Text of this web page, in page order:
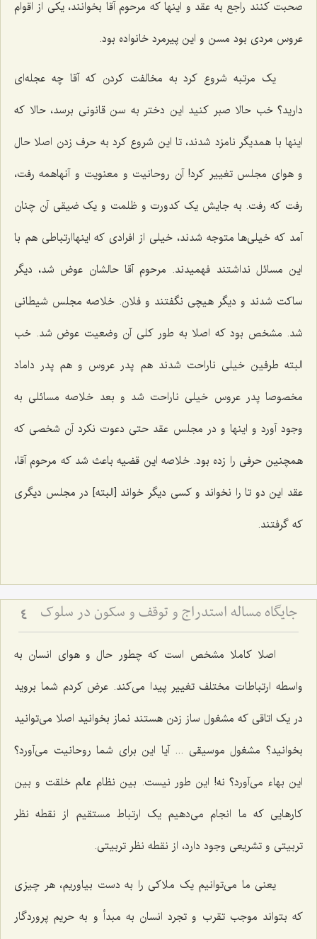
صحبت کنند راجع به عقد و اینها که مرحوم آقا بخوانند، یکی از اقوام
عروس مردی بود مسن و این پیرمرد خانواده بود.
یک مرتبه شروع کرد به مخالفت کردن که آقا چه عجله‌ای
دارید؟ خب حالا صبر کنید این دختر به سن قانونی برسد، حالا که
اینها با همدیگر نامزد شدند، تا این شروع کرد به حرف زدن اصلا حال
و هوای مجلس تغییر کرد! آن روحانیت و معنویت و آنهاهمه رفت،
رفت که رفت. به جایش یک کدورت و ظلمت و یک ضیقی آن چنان
آمد که خیلی‌ها متوجه شدند، خیلی از افرادی که اینهاارتباطی هم با
این مسائل نداشتند فهمیدند. مرحوم آقا حالشان عوض شد، دیگر
ساکت شدند و دیگر هیچی نگفتند و فلان. خلاصه مجلس شیطانی
شد. مشخص بود که اصلا به طور کلی آن وضعیت عوض شد. خب
البته طرفین خیلی ناراحت شدند هم پدر عروس و هم پدر داماد
مخصوصا پدر عروس خیلی ناراحت شد و بعد خلاصه مسائلی به
وجود آورد و اینها و در مجلس عقد حتی دعوت نکرد آن شخصی که
همچنین حرفی را زده بود. خلاصه این قضیه باعث شد که مرحوم آقا،
عقد این دو تا را نخواند و کسی دیگر خواند [البته‌] در مجلس دیگری
که گرفتند.
جایگاه مساله استدراج و توقف و سکون در سلوک 4
اصلا کاملا مشخص است که چطور حال و هوای انسان به
واسطه ارتباطات مختلف تغییر پیدا می‌کند. عرض کردم شما بروید
در یک اتاقی که مشغول ساز زدن هستند نماز بخوانید اصلا می‌توانید
بخوانید؟ مشغول موسیقی ... آیا این برای شما روحانیت می‌آورد؟
این بهاء می‌آورد؟ نه! این طور نیست. بین نظام عالم خلقت و بین
کارهایی که ما انجام می‌دهیم یک ارتباط مستقیم از نقطه نظر
تربیتی و تشریعی وجود دارد، از نقطه نظر تربیتی.
یعنی ما می‌توانیم یک ملاکی را به دست بیاوریم، هر چیزی
که بتواند موجب تقرب و تجرد انسان به مبدأ و به حریم پروردگار